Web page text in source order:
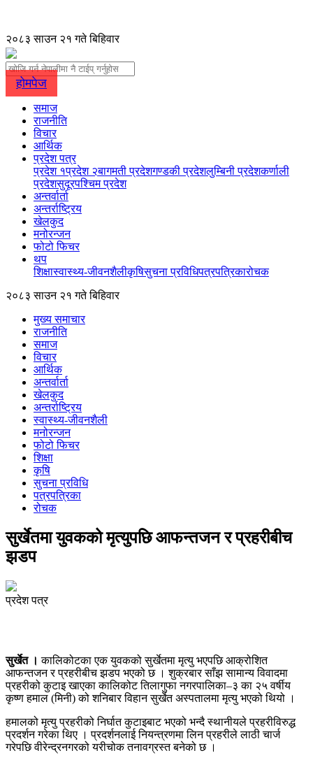
२०८३ साउन २१ गते बिहिवार
होमपेज
समाज
राजनीति
विचार
आर्थिक
प्रदेश पत्र
प्रदेश १प्रदेश २बागमती प्रदेशगण्डकी प्रदेशलुम्बिनी प्रदेशकर्णाली
प्रदेशसुदूरपश्चिम प्रदेश
अन्तर्वार्ता
अन्तर्राष्ट्रिय
खेलकुद
मनोरन्जन
फोटो फिचर
थप
शिक्षास्वास्थ्य-जीवनशैलीकृषिसुचना प्रविधिपत्रपत्रिकारोचक
२०८३ साउन २१ गते बिहिवार
मुख्य समाचार
राजनीति
समाज
विचार
आर्थिक
अन्तर्वार्ता
खेलकुद
अन्तर्राष्ट्रिय
स्वास्थ्य-जीवनशैली
मनोरन्जन
फोटो फिचर
शिक्षा
कृषि
सुचना प्रविधि
पत्रपत्रिका
रोचक
सुर्खेतमा युवकको मृत्युपछि आफन्तजन र प्रहरीबीच
झडप
प्रदेश पत्र
सुर्खेत । कालिकोटका एक युवकको सुर्खेतमा मृत्यु भएपछि आक्रोशित
आफन्तजन र प्रहरीबीच झडप भएको छ । शुक्रबार साँझ सामान्य विवादमा
प्रहरीको कुटाइ खाएका कालिकोट तिलागुफा नगरपालिका–३ का २५ वर्षीय
कृष्ण हमाल (मिनी) को शनिबार विहान सुर्खेत अस्पतालमा मृत्यु भएको थियो ।
हमालको मृत्यु प्रहरीको निर्घात कुटाइबाट भएको भन्दै स्थानीयले प्रहरीविरुद्ध
प्रदर्शन गरेका थिए । प्रदर्शनलाई नियन्त्रणमा लिन प्रहरीले लाठी चार्ज
गरेपछि वीरेन्द्रनगरको यरीचोक तनावग्रस्त बनेको छ ।